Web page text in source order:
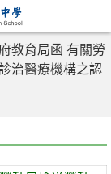
教育局函 有關勞
治醫療機構之認